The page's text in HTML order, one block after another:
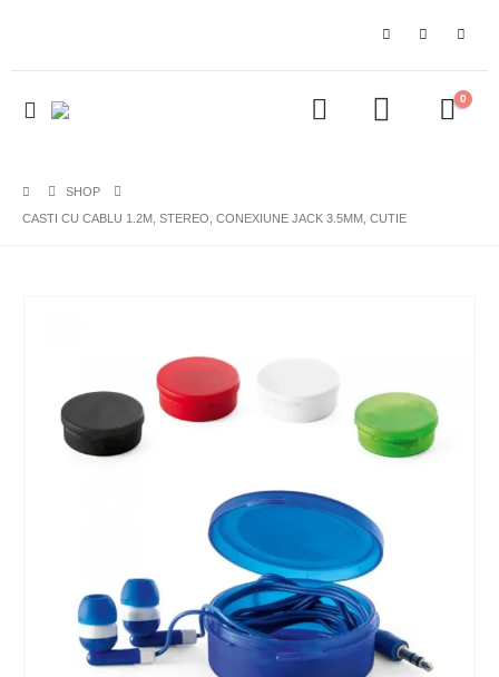
0
SHOP
CASTI CU CABLU 1.2M, STEREO, CONEXIUNE JACK 3.5MM, CUTIE